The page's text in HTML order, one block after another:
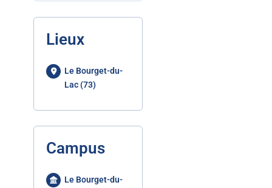
Lieux
Le Bourget-du-
Lac (73)
Campus
Le Bourget-du-